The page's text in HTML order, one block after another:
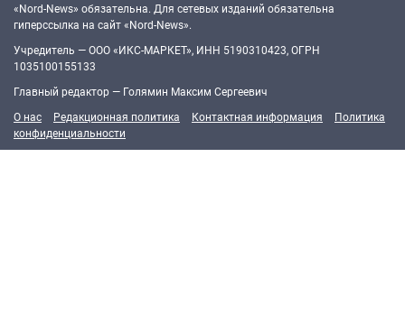
«Nord-News» обязательна. Для сетевых изданий обязательна
гиперссылка на сайт «Nord-News».
Учредитель — ООО «ИКС-МАРКЕТ», ИНН 5190310423, ОГРН
1035100155133
Главный редактор — Голямин Максим Сергеевич
О нас
Редакционная политика Контактная информация
Политика
конфиденциальности